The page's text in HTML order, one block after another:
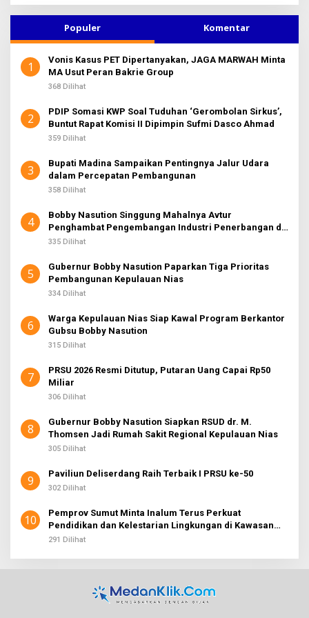
A
K
2
i
n
u
k
Populer Komentar
1
Vonis Kasus PET Dipertanyakan, JAGA MARWAH Minta
MA Usut Peran Bakrie Group
368 Dilihat
2
PDIP Somasi KWP Soal Tuduhan ‘Gerombolan Sirkus’,
Buntut Rapat Komisi II Dipimpin Sufmi Dasco Ahmad
359 Dilihat
3
Bupati Madina Sampaikan Pentingnya Jalur Udara
dalam Percepatan Pembangunan
358 Dilihat
4
Bobby Nasution Singgung Mahalnya Avtur
Penghambat Pengembangan Industri Penerbangan di
Sumut
335 Dilihat
5
Gubernur Bobby Nasution Paparkan Tiga Prioritas
Pembangunan Kepulauan Nias
334 Dilihat
6
Warga Kepulauan Nias Siap Kawal Program Berkantor
Gubsu Bobby Nasution
315 Dilihat
7
PRSU 2026 Resmi Ditutup, Putaran Uang Capai Rp50
Miliar
306 Dilihat
8
Gubernur Bobby Nasution Siapkan RSUD dr. M.
Thomsen Jadi Rumah Sakit Regional Kepulauan Nias
305 Dilihat
9 Paviliun Deliserdang Raih Terbaik I PRSU ke-50
302 Dilihat
10
Pemprov Sumut Minta Inalum Terus Perkuat
Pendidikan dan Kelestarian Lingkungan di Kawasan
Danau Toba
291 Dilihat